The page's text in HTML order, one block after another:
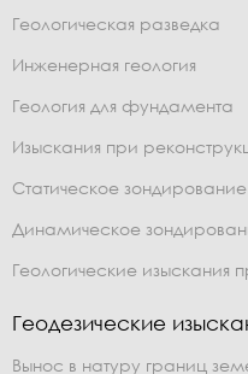
Геологическая разведка
Инженерная геология
Геология для фундамента
Изыскания при
Статическое зондирование
Динамическое
Геологические изыскания
Геодезические
Вынос в натуру границ